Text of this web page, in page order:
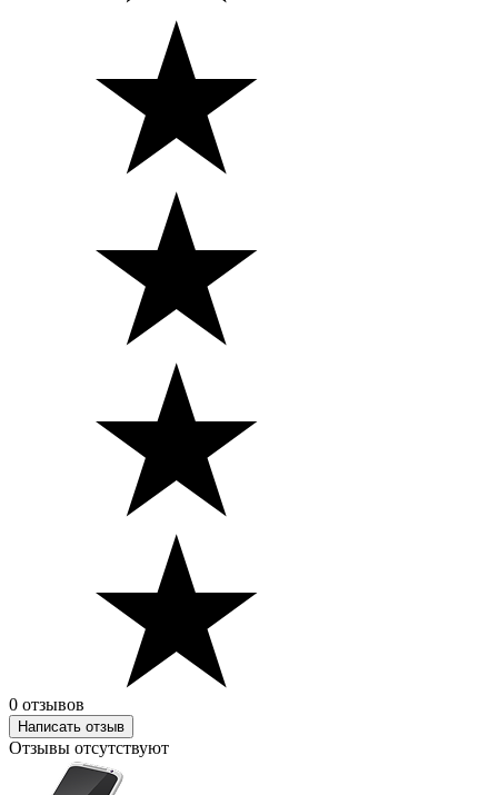
0 отзывов
Написать отзыв
Отзывы отсутствуют